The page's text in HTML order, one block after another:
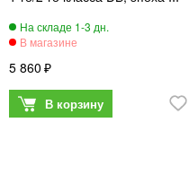
5 860